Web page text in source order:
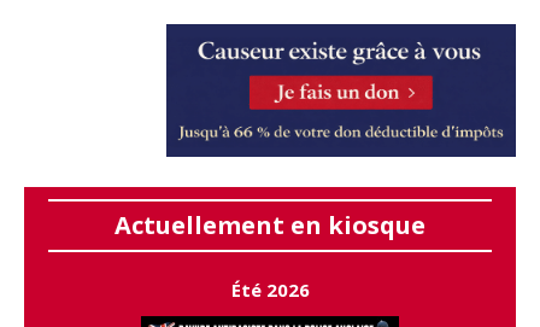
Actuellement en kiosque
Été 2026